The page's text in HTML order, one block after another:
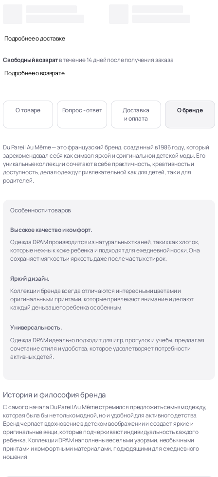
Подробнее о доставке
Свободный возвратв течение 14 дней после получения заказа
Подробнее о возврате
О товаре Вопрос - ответ
Доставка
и оплата
О бренде
Du Pareil Au Même — это французский бренд, созданный в 1986 году, который
зарекомендовал себя как символ яркой и оригинальной детской моды. Его
уникальные коллекции сочетают в себе практичность, креативность и
доступность, делая одежду привлекательной как для детей, так и для
родителей.
Особенности товаров
Высокое качество и комфорт.
Одежда DPAM производится из натуральных тканей, таких как хлопок,
которые нежны к коже ребенка и подходят для ежедневной носки. Она
сохраняет мягкость и яркость даже после частых стирок.
Яркий дизайн.
Коллекции бренда всегда отличаются интересными цветами и
оригинальными принтами, которые привлекают внимание и делают
каждый день вашего ребенка особенным.
Универсальность.
Одежда DPAM идеально подходит для игр, прогулок и учебы, предлагая
сочетание стиля и удобства, которое удовлетворяет потребности
активных детей.
История и философия бренда
С самого начала Du Pareil Au Même стремился предложить семьям одежду,
которая была бы не только модной, но и удобной для активного детства.
Бренд черпает вдохновение в детском воображении и создает яркие и
оригинальные вещи, которые подчеркивают индивидуальность каждого
ребенка. Коллекции DPAM наполнены веселыми узорами, необычными
принтами и комфортными материалами, подходящими для ежедневного
ношения.